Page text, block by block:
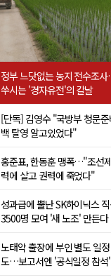
정부 느닷없는 농지 전수조
쑤시는 '경자유전'의 칼날
[단독] 김영수 "국방부 청문
백 탈영 알고있었다"
홍준표, 한동훈 맹폭…"조선
력에 살고 권력에 죽었다"
성과급에 뿔난 SK하이닉스
3500명 모여 '새 노조' 만든다
노태악 출장에 부인 별도 일
도…보고서엔 '공식일정 참석'